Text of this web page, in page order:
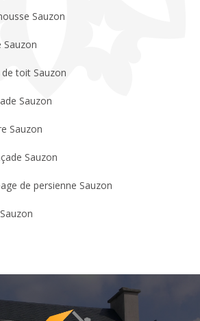
Sauzon
toit Sauzon
Sauzon
Sauzon
Sauzon
de persienne Sauzon